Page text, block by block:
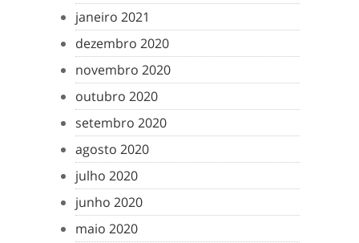
janeiro 2021
dezembro 2020
novembro 2020
outubro 2020
setembro 2020
agosto 2020
julho 2020
junho 2020
maio 2020